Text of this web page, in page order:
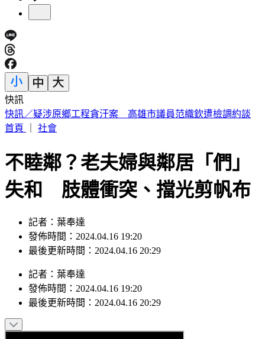
快訊
不受美股影響！台股開盤漲逾400點 台積電暫報2390元
首頁
社會
不睦鄰？老夫婦與鄰居「們」
失和 肢體衝突、擋光剪帆布
記者：葉奉達
發佈時間：2024.04.16 19:20
最後更新時間：2024.04.16 20:29
記者 ： 葉奉達
發佈時間： 2024.04.16 19:20
最後更新時間： 2024.04.16 20:29